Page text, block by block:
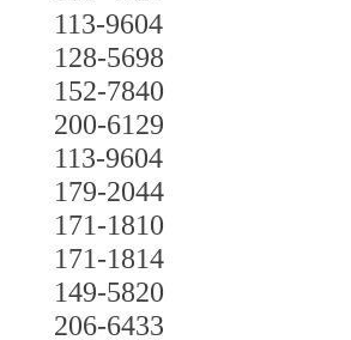
113-9604
128-5698
152-7840
200-6129
113-9604
179-2044
171-1810
171-1814
149-5820
206-6433